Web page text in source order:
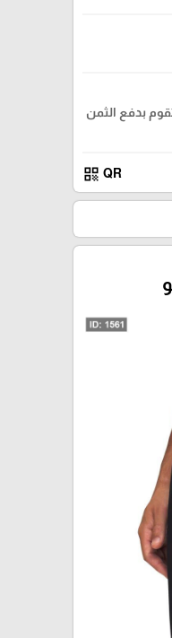
بدفع الثمن
QR
qr_code